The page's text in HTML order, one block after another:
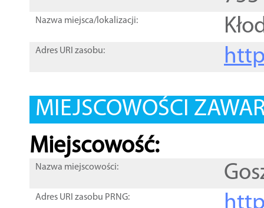
Nazwa miejsca/lokalizacji:
Adres URI zasobu:
MIEJSCOWOŚCI
Miejscowość:
Nazwa miejscowości:
Adres URI zasobu PRNG: